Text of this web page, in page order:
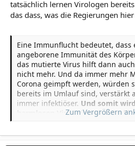
Unter Ärzten und
wie vor auch viele Esoteriker.
und ein erhöhtes Risiko im
In Dänemark ist die Sterblichkeit
Suizid mehr als 4x so hoch wie in
Gesamtbevölkerung.
tatsächlich lernen Virologen
das dass, was die Regierungen
Eine Immunflucht bedeutet,
angeborene Immunität des
das mutierte Virus hilft dann
nicht mehr. Und da immer mehr
Corona geimpft werden, würden
bereits im Umlauf sind, verstärkt
immer infektiöser. Und somit
harmlosen Virus einZum Vergrößern